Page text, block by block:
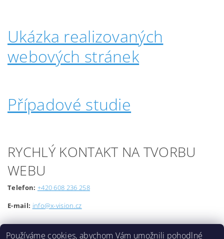
Ukázka realizovaných
webových stránek
Případové studie
RYCHLÝ KONTAKT NA TVORBU
WEBU
Telefon: +420 608 236 258
E-mail: info@x-vision.cz
Používáme cookies, abychom Vám umožnili pohodlné